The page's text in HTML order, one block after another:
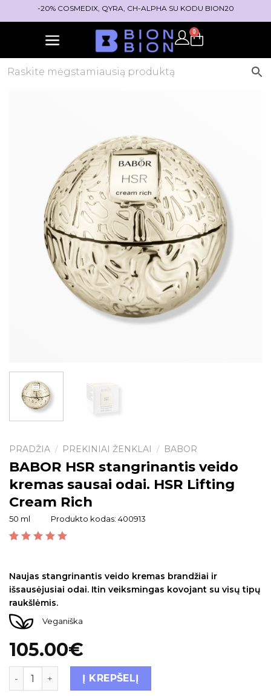
-20% COSMEDIX, QYRA, CH-ALPHA SU KODU BION20
0
PRADŽIA / PREKINIAI ŽENKLAI / BABOR
BABOR HSR stangrinantis veido
kremas sausai odai. HSR Lifting
Cream Rich
50 ml Produkto kodas: 400913
Naujas stangrinantis veido kremas brandžiai ir
išsausėjusiai odai. Itin veiksmingas kovojant su visų tipų
raukšlėmis.
Veganiška
105.00€
Į KREPŠELĮ